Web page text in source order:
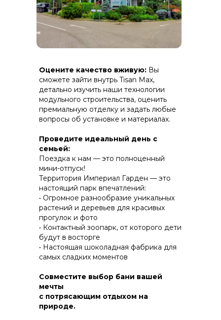
Оцените качество вживую: Вы
сможете зайти внутрь Tisan Max,
детально изучить наши технологии
модульного строительства, оценить
премиальную отделку и задать любые
вопросы об установке и материалах.
Проведите идеальный день с
семьей:
Поездка к нам — это полноценный
мини-отпуск!
Территория Империал Гарден — это
настоящий парк впечатлений:
• Огромное разнообразие уникальных
растений и деревьев для красивых
прогулок и фото
• Контактный зоопарк, от которого дети
будут в восторгe
• Настоящая шоколадная фабрика для
самых сладких моментов
Совместите выбор бани вашей
мечты
с потрясающим отдыхом на
природе.
(дерево-полимерный композит) на
скрытом крепеже.
ПРАКТИЧНОСТЬ И ЗАЩИТА ОТ НЕПОГОДЫ
КОНСТРУКТИВ И
ЭНЕРГОЭФФЕКТИВНОСТЬ